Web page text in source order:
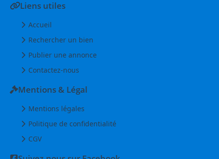
Liens utiles
Accueil
Rechercher un bien
Publier une annonce
Contactez-nous
Mentions & Légal
Mentions légales
Politique de confidentialité
CGV